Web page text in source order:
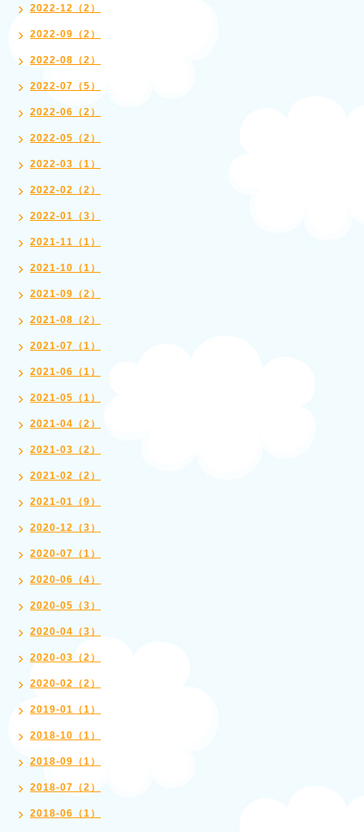
2022-12（2）
2022-09（2）
2022-08（2）
2022-07（5）
2022-06（2）
2022-05（2）
2022-03（1）
2022-02（2）
2022-01（3）
2021-11（1）
2021-10（1）
2021-09（2）
2021-08（2）
2021-07（1）
2021-06（1）
2021-05（1）
2021-04（2）
2021-03（2）
2021-02（2）
2021-01（9）
2020-12（3）
2020-07（1）
2020-06（4）
2020-05（3）
2020-04（3）
2020-03（2）
2020-02（2）
2019-01（1）
2018-10（1）
2018-09（1）
2018-07（2）
2018-06（1）